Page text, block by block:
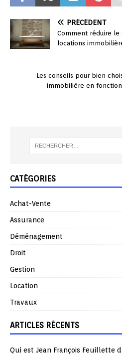
PRÉCÉDENT
Comment réduire le
locations
Les conseils pour bien
immobilière en
CATÉGORIES
Achat-Vente
Assurance
Déménagement
Droit
Gestion
Location
Travaux
ARTICLES RÉCENTS
Qui est Jean François Feuillette